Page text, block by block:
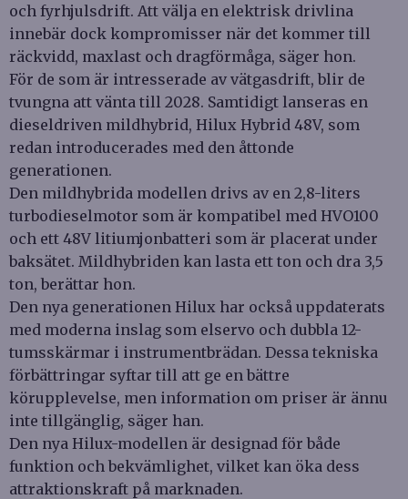
och fyrhjulsdrift. Att välja en elektrisk drivlina
innebär dock kompromisser när det kommer till
räckvidd, maxlast och dragförmåga, säger hon.
För de som är intresserade av vätgasdrift, blir de
tvungna att vänta till 2028. Samtidigt lanseras en
dieseldriven mildhybrid, Hilux Hybrid 48V, som
redan introducerades med den åttonde
generationen.
Den mildhybrida modellen drivs av en 2,8-liters
turbodieselmotor som är kompatibel med HVO100
och ett 48V litiumjonbatteri som är placerat under
baksätet. Mildhybriden kan lasta ett ton och dra 3,5
ton, berättar hon.
Den nya generationen Hilux har också uppdaterats
med moderna inslag som elservo och dubbla 12-
tumsskärmar i instrumentbrädan. Dessa tekniska
förbättringar syftar till att ge en bättre
körupplevelse, men information om priser är ännu
inte tillgänglig, säger han.
Den nya Hilux-modellen är designad för både
funktion och bekvämlighet, vilket kan öka dess
attraktionskraft på marknaden.